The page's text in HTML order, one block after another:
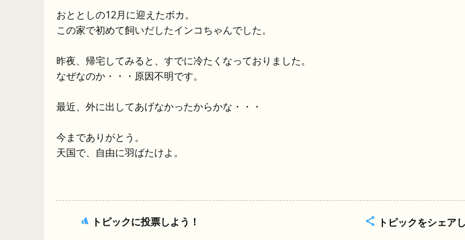
おととしの12月に迎えたボカ。
この家で初めて飼いだしたインコちゃんでした。
昨夜、帰宅してみると、すでに冷たくなっておりました。
なぜなのか・・・原因不明です。
最近、外に出してあげなかったからかな・・・
今までありがとう。
天国で、自由に羽ばたけよ。
トピックに投票しよう！ トピックをシェア